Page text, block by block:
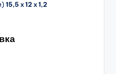
15,5 х 12 х 1,2